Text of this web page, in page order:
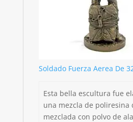
Soldado Fuerza Aerea De
Esta bella escultura fue
una mezcla de poliresina
mezclada con polvo de